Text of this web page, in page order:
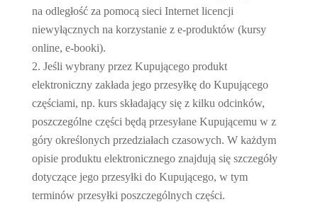
na odległość za pomocą sieci Internet licencji
niewyłącznych na korzystanie z e-produktów (kursy
online, e-booki).
Jeśli wybrany przez Kupującego produkt
elektroniczny zakłada jego przesyłkę do Kupującego
częściami, np. kurs składający się z kilku odcinków,
poszczególne części będą przesyłane Kupującemu w z
góry określonych przedziałach czasowych. W każdym
opisie produktu elektronicznego znajdują się szczegóły
dotyczące jego przesyłki do Kupującego, w tym
terminów przesyłki poszczególnych części.